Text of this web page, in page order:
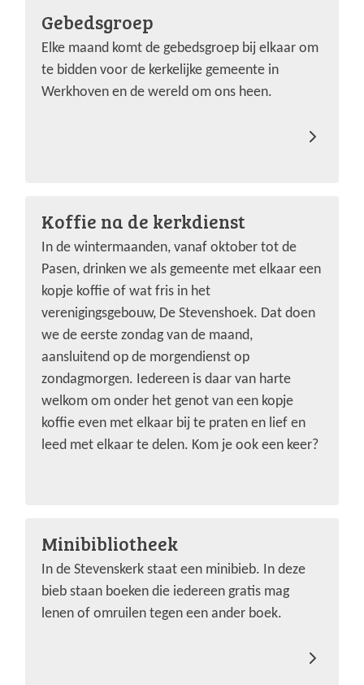
Gebedsgroep
Elke maand komt de gebedsgroep bij elkaar om
te bidden voor de kerkelijke gemeente in
Werkhoven en de wereld om ons heen.
Koffie na de kerkdienst
In de wintermaanden, vanaf oktober tot de
Pasen, drinken we als gemeente met elkaar een
kopje koffie of wat fris in het
verenigingsgebouw, De Stevenshoek. Dat doen
we de eerste zondag van de maand,
aansluitend op de morgendienst op
zondagmorgen. Iedereen is daar van harte
welkom om onder het genot van een kopje
koffie even met elkaar bij te praten en lief en
leed met elkaar te delen. Kom je ook een keer?
Minibibliotheek
In de Stevenskerk staat een minibieb. In deze
bieb staan boeken die iedereen gratis mag
lenen of omruilen tegen een ander boek.